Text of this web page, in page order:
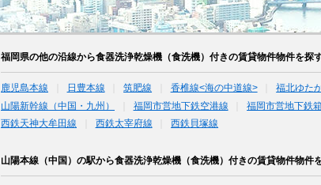
福岡県の他の沿線から食器洗浄乾燥機（食洗機）付きの賃貸物件物件を探
鹿児島本線 日豊本線 筑肥線 香椎線<海の中道線> 福北ゆた
山陽新幹線（中国・九州）
福岡市営地下鉄空港線 福岡市営地下鉄
西鉄天神大牟田線
西鉄太宰府線 西鉄貝塚線
山陽本線（中国）の駅から食器洗浄乾燥機（食洗機）付きの賃貸物件物件